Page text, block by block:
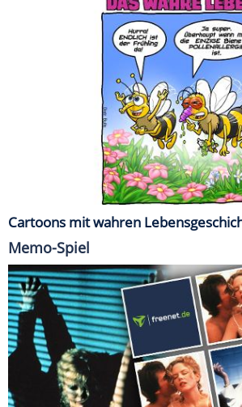
Cartoons mit wahren
Memo-Spiel